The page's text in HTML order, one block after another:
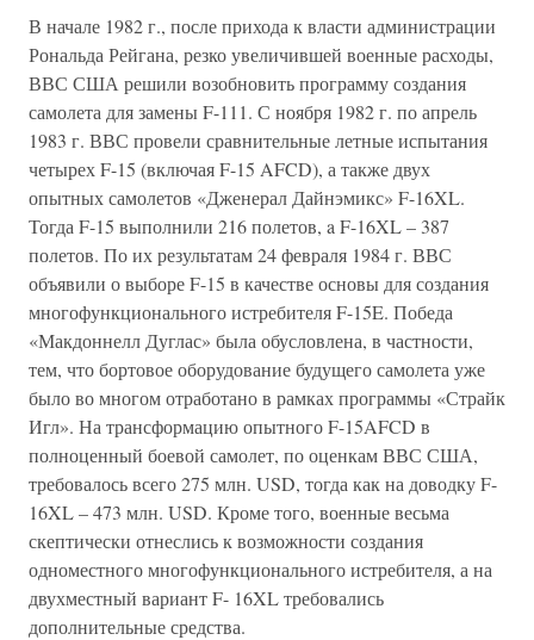
В начале 1982 г., после прихода к власти администрации
Рональда Рейгана, резко увеличившей военные расходы,
ВВС США решили возобновить программу создания
самолета для замены F-111. С ноября 1982 г. по апрель
1983 г. ВВС провели сравнительные летные испытания
четырех F-15 (включая F-15 AFCD), а также двух
опытных самолетов «Дженерал Дайнэмикс» F-16XL.
Тогда F-15 выполнили 216 полетов, a F-16XL – 387
полетов. По их результатам 24 февраля 1984 г. ВВС
объявили о выборе F-15 в качестве основы для создания
многофункционального истребителя F-15E. Победа
«Макдоннелл Дуглас» была обусловлена, в частности,
тем, что бортовое оборудование будущего самолета уже
было во многом отработано в рамках программы «Страйк
Игл». На трансформацию опытного F-15AFCD в
полноценный боевой самолет, по оценкам ВВС США,
требовалось всего 275 млн. USD, тогда как на доводку F-
16XL – 473 млн. USD. Кроме того, военные весьма
скептически отнеслись к возможности создания
одноместного многофункционального истребителя, а на
двухместный вариант F- 16XL требовались
дополнительные средства.